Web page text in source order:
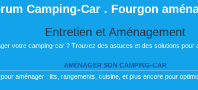
Camping-Car . Fourgon
Entretien et Aménagement
votre camping-car ? Trouvez des astuces et des solutions pour
AMÉNAGER SON CAMPING-CAR
aménager : lits, rangements, cuisine, et plus encore pour